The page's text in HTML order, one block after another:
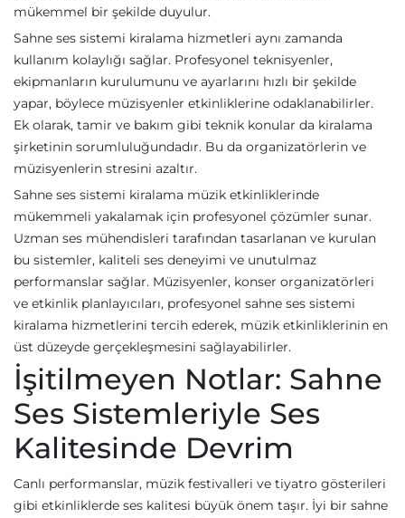
mükemmel bir şekilde duyulur.
Sahne ses sistemi kiralama hizmetleri aynı zamanda
kullanım kolaylığı sağlar. Profesyonel teknisyenler,
ekipmanların kurulumunu ve ayarlarını hızlı bir şekilde
yapar, böylece müzisyenler etkinliklerine odaklanabilirler.
Ek olarak, tamir ve bakım gibi teknik konular da kiralama
şirketinin sorumluluğundadır. Bu da organizatörlerin ve
müzisyenlerin stresini azaltır.
Sahne ses sistemi kiralama müzik etkinliklerinde
mükemmeli yakalamak için profesyonel çözümler sunar.
Uzman ses mühendisleri tarafından tasarlanan ve kurulan
bu sistemler, kaliteli ses deneyimi ve unutulmaz
performanslar sağlar. Müzisyenler, konser organizatörleri
ve etkinlik planlayıcıları, profesyonel sahne ses sistemi
kiralama hizmetlerini tercih ederek, müzik etkinliklerinin en
üst düzeyde gerçekleşmesini sağlayabilirler.
İşitilmeyen Notlar: Sahne
Ses Sistemleriyle Ses
Kalitesinde Devrim
Canlı performanslar, müzik festivalleri ve tiyatro gösterileri
gibi etkinliklerde ses kalitesi büyük önem taşır. İyi bir sahne